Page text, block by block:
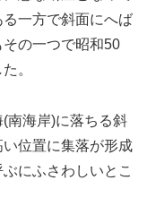
一方で斜面にへば
の一つで昭和50
。
南海岸)に落ちる斜
位置に集落が形成
にふさわしいとこ